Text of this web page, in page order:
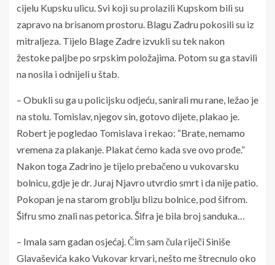
cijelu Kupsku ulicu. Svi koji su prolazili Kupskom bili su
zapravo na brisanom prostoru. Blagu Zadru pokosili su iz
mitraljeza. Tijelo Blage Zadre izvukli su tek nakon
žestoke paljbe po srpskim položajima. Potom su ga stavili
na nosila i odnijeli u štab.
– Obukli su ga u policijsku odjeću, sanirali mu rane, ležao je
na stolu. Tomislav, njegov sin, gotovo dijete, plakao je.
Robert je pogledao Tomislava i rekao: “Brate, nemamo
vremena za plakanje. Plakat ćemo kada sve ovo prođe.”
Nakon toga Zadrino je tijelo prebačeno u vukovarsku
bolnicu, gdje je dr. Juraj Njavro utvrdio smrt i da nije patio.
Pokopan je na starom groblju blizu bolnice, pod šifrom.
Šifru smo znali nas petorica. Šifra je bila broj sanduka…
– Imala sam gadan osjećaj. Čim sam čula riječi Siniše
Glavaševića kako Vukovar krvari, nešto me štrecnulo oko